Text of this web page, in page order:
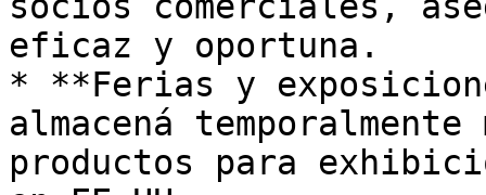
eficaz y oportuna.
* **Ferias y
almacená
productos para